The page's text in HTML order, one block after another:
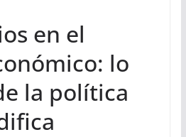
en el
lo
la política